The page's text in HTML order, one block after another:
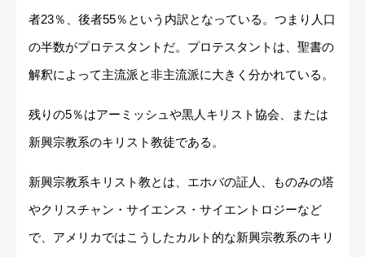
者23％、後者55％という内訳となっている。つまり人口
の半数がプロテスタントだ。プロテスタントは、聖書の
解釈によって主流派と非主流派に大きく分かれている。
残りの5％はアーミッシュや黒人キリスト協会、または
新興宗教系のキリスト教徒である。
新興宗教系キリスト教とは、エホバの証人、ものみの塔
やクリスチャン・サイエンス・サイエントロジーなど
で、アメリカではこうしたカルト的な新興宗教系のキリ